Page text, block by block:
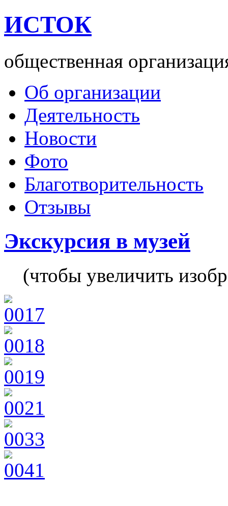
ИСТОК
общественная
Об организации
Деятельность
Новости
Фото
Благотворительность
Отзывы
Экскурсия в музей
(чтобы увеличить